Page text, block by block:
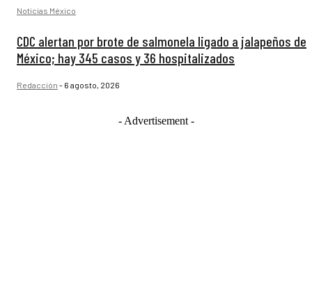
Noticias México
CDC alertan por brote de salmonela ligado a jalapeños de
México; hay 345 casos y 36 hospitalizados
Redacción - 6 agosto, 2026
- Advertisement -